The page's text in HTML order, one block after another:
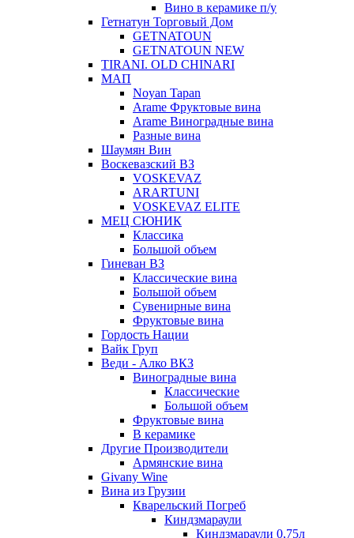
Вино в керамике п/у
Гетнатун Торговый Дом
GETNATOUN
GETNATOUN NEW
TIRANI. OLD CHINARI
МАП
Noyan Tapan
Arame Фруктовые вина
Arame Виноградные вина
Разные вина
Шаумян Вин
Воскевазский ВЗ
VOSKEVAZ
ARARTUNI
VOSKEVAZ ELITE
МЕЦ СЮНИК
Классика
Большой объем
Гиневан ВЗ
Классические вина
Большой объем
Сувенирные вина
Фруктовые вина
Гордость Нации
Вайк Груп
Веди - Алко ВКЗ
Виноградные вина
Классические
Большой объем
Фруктовые вина
В керамике
Другие Производители
Армянские вина
Givany Wine
Вина из Грузии
Кварельский Погреб
Киндзмараули
Киндзмараули 0,75л